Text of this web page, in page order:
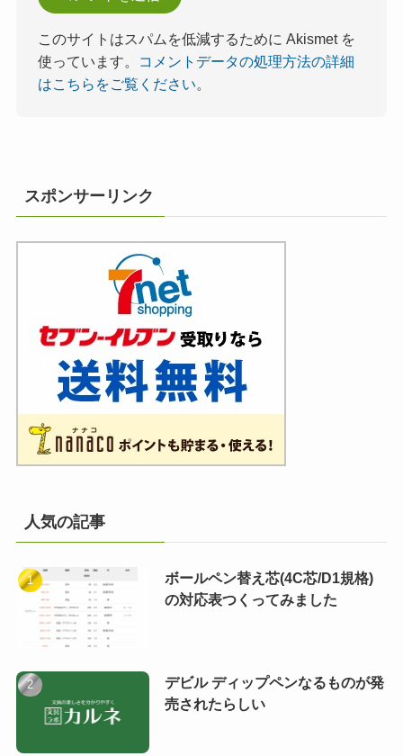
このサイトはスパムを低減するために Akismet を
使っています。
コメントデータの処理方法の詳細
はこちらをご覧ください。
スポンサーリンク
人気の記事
ボールペン替え芯(4C芯/D1規格)
の対応表つくってみました
デビル ディップペンなるものが発
売されたらしい